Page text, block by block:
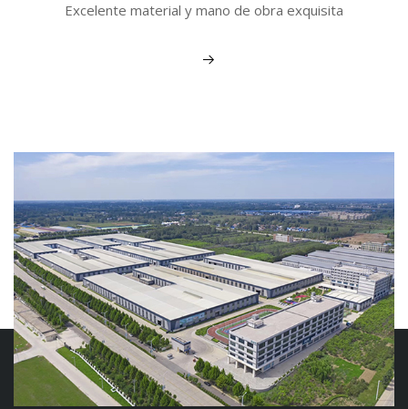
Excelente material y mano de obra exquisita
Ver más